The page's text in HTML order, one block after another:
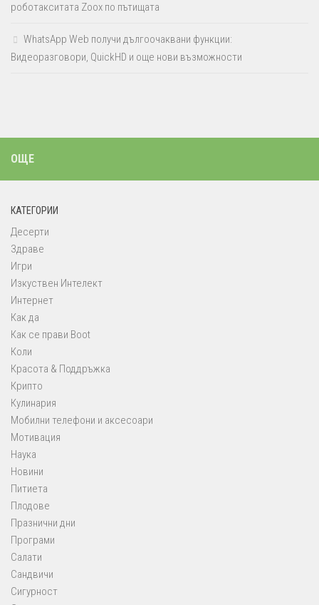
роботакситата Zoox по пътищата
WhatsApp Web получи дългоочаквани функции:
Видеоразговори, QuickHD и още нови възможности
ОЩЕ
КАТЕГОРИИ
Десерти
Здраве
Игри
Изкуствен Интелект
Интернет
Как да
Как се прави Boot
Коли
Красота & Поддръжка
Крипто
Кулинария
Мобилни телефони и аксесоари
Мотивация
Наука
Новини
Питиета
Плодове
Празнични дни
Програми
Салати
Сандвичи
Сигурност